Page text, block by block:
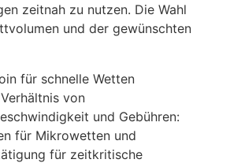
zeitnah zu nutzen. Die Wahl
und der gewünschten
für schnelle Wetten
von
und Gebühren:
für Mikrowetten und
für zeitkritische